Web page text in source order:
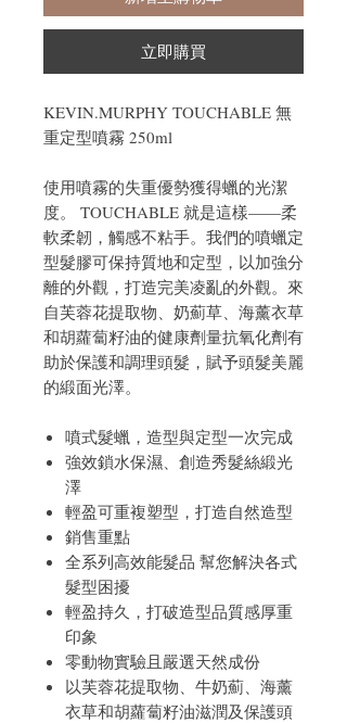
立即購買
KEVIN.MURPHY TOUCHABLE 無
重定型噴霧 250ml
使用噴霧的失重優勢獲得蠟的光潔
度。 TOUCHABLE 就是這樣——柔
軟柔韌，觸感不粘手。我們的噴蠟定
型髮膠可保持質地和定型，以加強分
離的外觀，打造完美凌亂的外觀。來
自芙蓉花提取物、奶薊草、海薰衣草
和胡蘿蔔籽油的健康劑量抗氧化劑有
助於保護和調理頭髮，賦予頭髮美麗
的緞面光澤。
噴式髮蠟，造型與定型一次完成
強效鎖水保濕、創造秀髮絲緞光
澤
輕盈可重複塑型，打造自然造型
銷售重點
全系列高效能髮品 幫您解決各式
髮型困擾
輕盈持久，打破造型品質感厚重
印象
零動物實驗且嚴選天然成份
以芙蓉花提取物、牛奶薊、海薰
衣草和胡蘿蔔籽油滋潤及保護頭